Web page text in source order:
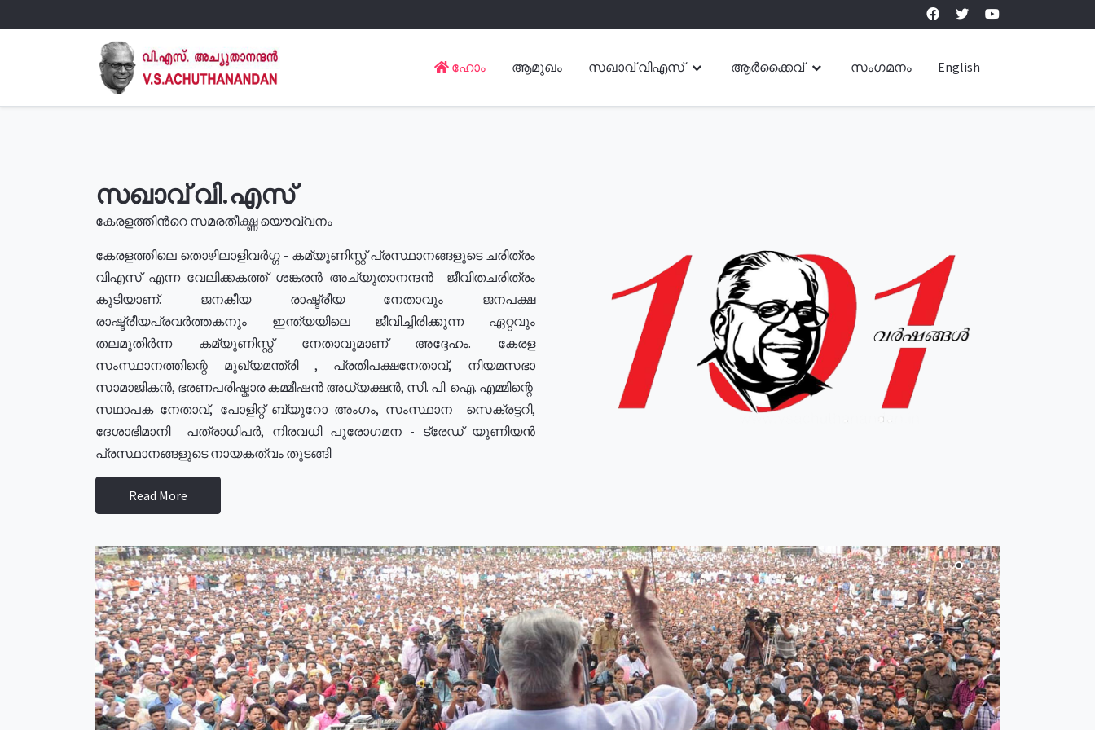
ഹോം ആമുഖം സഖാവ് വിഎസ് ആർക്കൈവ് സംഗമനം English
സഖാവ് വി.എസ്
കേരളത്തിൻറെ സമരതീക്ഷ്ണ യൌവ്വനം
കേരളത്തിലെ തൊഴിലാളിവർഗ്ഗ - കമ്യൂണിസ്റ്റ് പ്രസ്ഥാനങ്ങളുടെ ചരിത്രം
വിഎസ് എന്ന വേലിക്കകത്ത് ശങ്കരൻ അച്യുതാനന്ദൻ ജീവിതചരിത്രം
കൂടിയാണ്. ജനകീയ രാഷ്ട്രീയ നേതാവും ജനപക്ഷ
രാഷ്ട്രീയപ്രവർത്തകനും ഇന്ത്യയിലെ ജീവിച്ചിരിക്കുന്ന ഏറ്റവും
തലമുതിർന്ന കമ്യൂണിസ്റ്റ് നേതാവുമാണ് അദ്ദേഹം. കേരള
സംസ്ഥാനത്തിന്റെ മുഖ്യമന്ത്രി , പ്രതിപക്ഷനേതാവ്, നിയമസഭാ
സാമാജികൻ, ഭരണപരിഷ്കാര കമ്മീഷൻ അധ്യക്ഷൻ, സി. പി. ഐ. എമ്മിന്റെ
സഥാപക നേതാവ്, പോളിറ്റ് ബ്യുറോ അംഗം, സംസ്ഥാന സെക്രട്ടറി,
ദേശാഭിമാനി പത്രാധിപർ, നിരവധി പുരോഗമന - ട്രേഡ് യൂണിയൻ
പ്രസ്ഥാനങ്ങളുടെ നായകത്വം തുടങ്ങി
Read More